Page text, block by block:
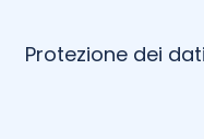
Protezione dei dati